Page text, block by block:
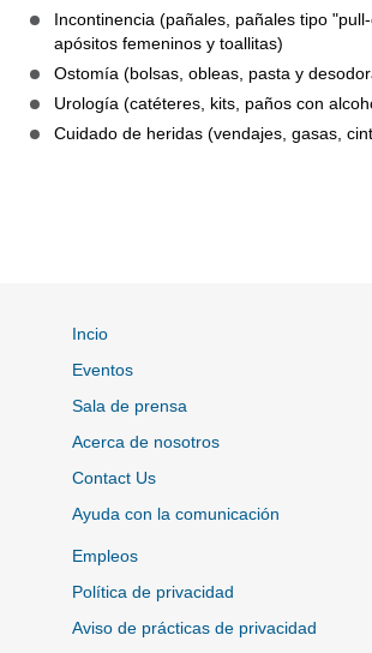
Incontinencia (pañales, pañales tipo
apósitos femeninos y toallitas)
Ostomía (bolsas, obleas, pasta y
Urología (catéteres, kits, paños con
Cuidado de heridas (vendajes, gasas,
Incio
Eventos
Sala de prensa
Acerca de nosotros
Contact Us
Ayuda con la comunicación
Empleos
Política de privacidad
Aviso de prácticas de privacidad